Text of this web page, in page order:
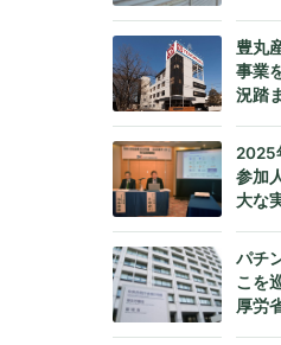
豊丸
事業
況踏
2025
参加
大な
公式
パチ
こを
厚労